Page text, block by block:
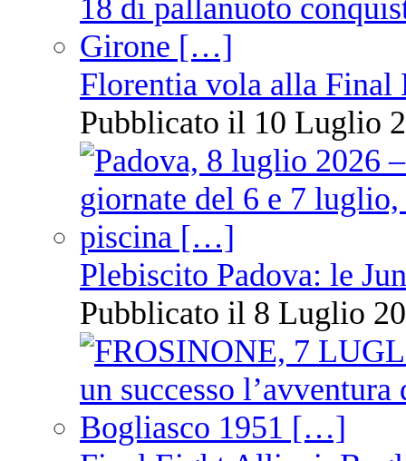
Florentia vola alla Final
Pubblicato il 10 Luglio
Plebiscito Padova: le
Pubblicato il 8 Luglio